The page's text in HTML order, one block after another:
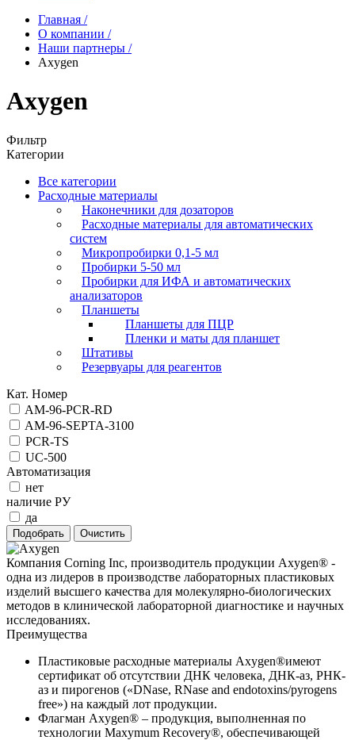
Главная /
О компании /
Наши партнеры /
Axygen
Axygen
Фильтр
Категории
Все категории
Расходные материалы
Наконечники для дозаторов
Расходные материалы для автоматических
систем
Микропробирки 0,1-5 мл
Пробирки 5-50 мл
Пробирки для ИФА и автоматических
анализаторов
Планшеты
Планшеты для ПЦР
Пленки и маты для планшет
Штативы
Резервуары для реагентов
Кат. Номер
AM-96-PCR-RD
AM-96-SEPTA-3100
PCR-TS
UC-500
Автоматизация
нет
наличие РУ
да
Компания Corning Inc, производитель продукции Axygen® -
одна из лидеров в производстве лабораторных пластиковых
изделий высшего качества для молекулярно-биологических
методов в клинической лабораторной диагностике и научных
исследованиях.
Преимущества
Пластиковые расходные материалы Axygen®имеют
сертификат об отсутствии ДНК человека, ДНК-аз, РНК-
аз и пирогенов («DNase, RNase and endotoxins/pyrogens
free») на каждый лот продукции.
Флагман Axygen® – продукция, выполненная по
технологии Maxymum Recovery®, обеспечивающей